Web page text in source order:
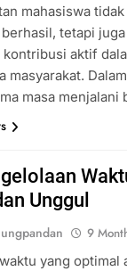
mahasiswa
tetapi
kontribusi aktif
masyarakat.
masa menjalani
Unggul
9
yang optimal